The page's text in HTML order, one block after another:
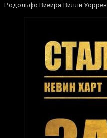
Родольфо Виейра Вилли Уоррен